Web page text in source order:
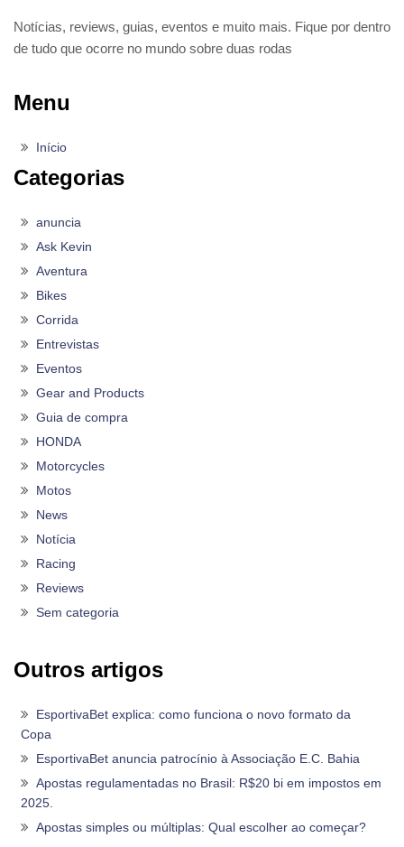
Notícias, reviews, guias, eventos e muito mais. Fique por dentro
de tudo que ocorre no mundo sobre duas rodas
Menu
Início
Categorias
anuncia
Ask Kevin
Aventura
Bikes
Corrida
Entrevistas
Eventos
Gear and Products
Guia de compra
HONDA
Motorcycles
Motos
News
Notícia
Racing
Reviews
Sem categoria
Outros artigos
EsportivaBet explica: como funciona o novo formato da
Copa
EsportivaBet anuncia patrocínio à Associação E.C. Bahia
Apostas regulamentadas no Brasil: R$20 bi em impostos em
2025.
Apostas simples ou múltiplas: Qual escolher ao começar?